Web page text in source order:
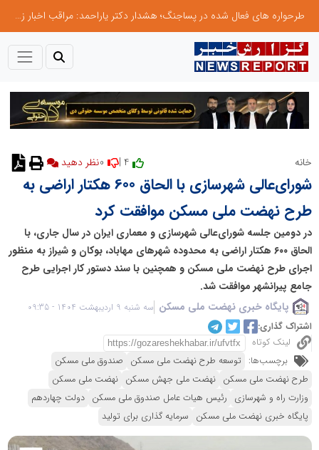
طرحواره های فعال شده در پساجنگ؛ هشدار دکتر یاراحمد: مراقب اخبار زرد و واکنش های هیجانی باشید
خانه نظر دهید
شورای‌عالی شهرسازی با الحاق 600 هکتار اراضی به
طرح نهضت ملی مسکن موافقت کرد
در دومین جلسه شورای‌عالی شهرسازی و معماری ایران در سال جاری، با
الحاق ۶۰۰ هکتار اراضی به محدوده شهرهای مهاباد، بوکان و شیراز به منظور
اجرای طرح نهضت ملی مسکن و همچنین با سند دستور کار اجرایی طرح
جامع پیرانشهر موافقت شد.
پایگاه خبری نهضت ملی مسکن سه شنبه 9 اردیبهشت 1404 - 09:35
اشتراک گذاری:
لینک کوتاه
برچسب‌ها: توسعه طرح نهضت ملی مسکن صندوق ملی مسکن
طرح نهضت ملی مسکن نهضت ملی جهش مسکن نهضت ملی مسکن
وزارت راه و شهرسازی رئیس هیات عامل صندوق ملی مسکن دولت چهاردهم
پایگاه خبری نهضت ملی مسکن سرمایه گذاری برای تولید